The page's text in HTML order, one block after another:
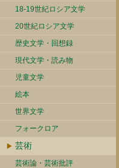
18-19世紀ロシア文学
20世紀ロシア文学
歴史文学・回想録
現代文学・読み物
児童文学
絵本
世界文学
フォークロア
芸術
芸術論・芸術批評